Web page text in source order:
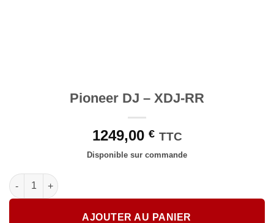
Pioneer DJ – XDJ-RR
1249,00 € TTC
Disponible sur commande
quantité de Pioneer DJ - XDJ-RR
AJOUTER AU PANIER